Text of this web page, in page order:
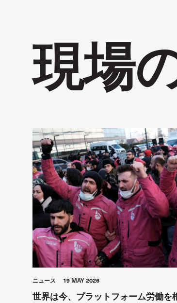
現場
ニュース 19 MAY 2026
世界は今、プラットフォーム労働を